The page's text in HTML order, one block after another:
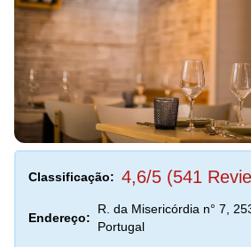
Classificação: 4,6/5 (541
Endereço:
R. da Misericórdia n° 7,
Portugal